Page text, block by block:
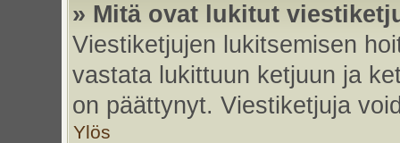
» Mitä ovat lukitut
Viestiketjujen lukitsemisen
vastata lukittuun ketjuun ja
on päättynyt. Viestiketjuja
Ylös